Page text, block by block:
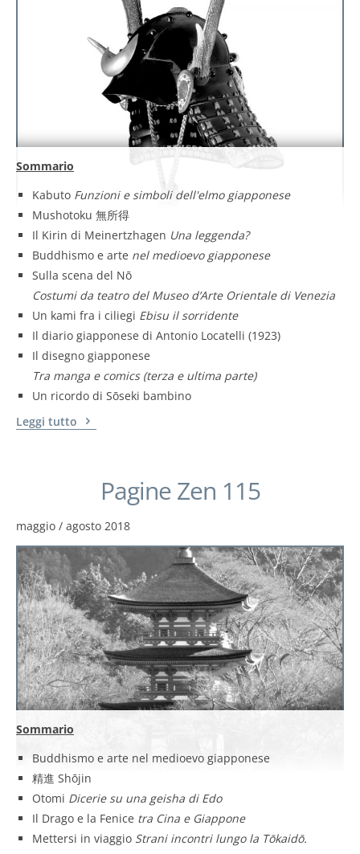
Sommario
Kabuto Funzioni e simboli dell'elmo giapponese
Mushotoku 無所得
Il Kirin di Meinertzhagen Una leggenda?
Buddhismo e arte nel medioevo giapponese
Sulla scena del Nō
Costumi da teatro del Museo d’Arte Orientale di Venezia
Un kami fra i ciliegi Ebisu il sorridente
Il diario giapponese di Antonio Locatelli (1923)
Il disegno giapponese
Tra manga e comics (terza e ultima parte)
Un ricordo di Sōseki bambino
Leggi tutto
Pagine Zen 115
maggio / agosto 2018
Sommario
Buddhismo e arte nel medioevo giapponese
精進 Shōjin
Otomi Dicerie su una geisha di Edo
Il Drago e la Fenice tra Cina e Giappone
Mettersi in viaggio Strani incontri lungo la Tōkaidō.